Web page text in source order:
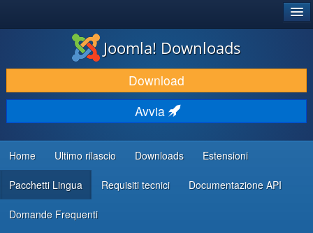
SCARICA & ESTENDI
SCOPRI & IMPARA
COMUNITÀ & SUPPORTO
RISORSE PER SVILUPPATORI
Joomla! Downloads
Download
Avvia
Home Ultimo rilascio Downloads Estensioni
Pacchetti Lingua Requisiti tecnici Documentazione API
Domande Frequenti